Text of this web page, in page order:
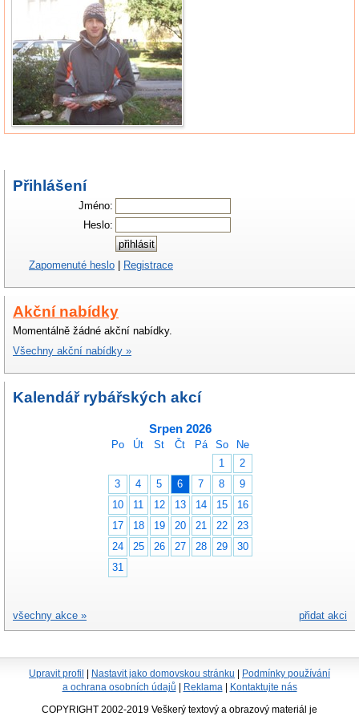
Přihlášení
Jméno:
Heslo:
Zapomenuté heslo Registrace
Akční nabídky
Momentálně žádné akční nabídky.
Všechny akční nabídky »
Kalendář rybářských akcí
Srpen 2026
Po Út St Čt Pá So
Ne
1
2
3
4 5 6 7 8
9
10
11 12 13 14 15
16
17
18 19 20 21 22
23
24
25 26 27 28 29
30
31
přidat akci
všechny akce »
Upravit profil Nastavit jako domovskou stránku
Podmínky používání
a ochrana osobních údajů
Reklama Kontaktujte nás
COPYRIGHT 2002-2019 Veškerý textový a obrazový materiál je